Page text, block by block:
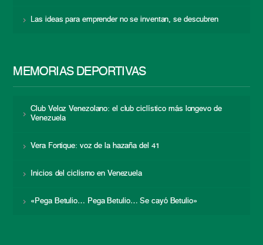
Las ideas para emprender no se inventan, se descubren
MEMORIAS DEPORTIVAS
Club Veloz Venezolano: el club ciclístico más longevo de
Venezuela
Vera Fortique: voz de la hazaña del 41
Inicios del ciclismo en Venezuela
«Pega Betulio… Pega Betulio… Se cayó Betulio»